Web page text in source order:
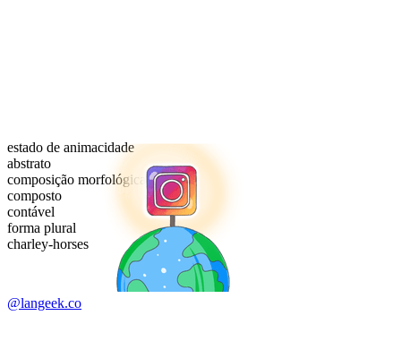
estado de animacidade
abstrato
composição morfológica
composto
contável
forma plural
charley-horses
@langeek.co